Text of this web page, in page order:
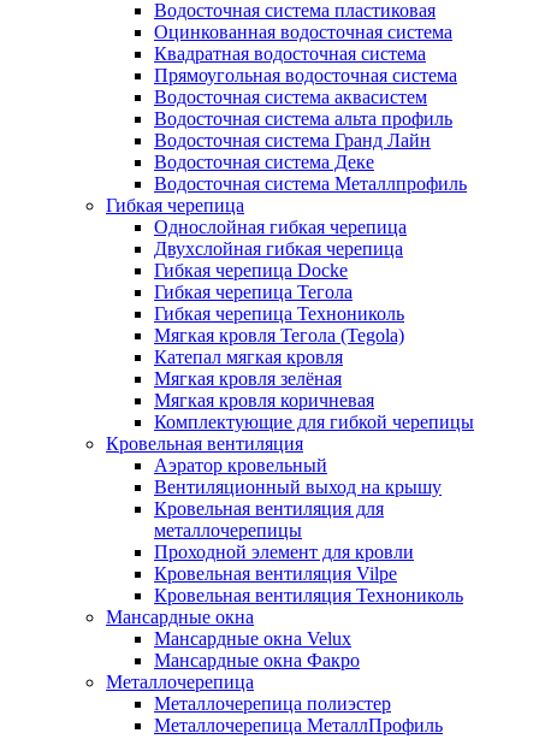
Водосточная система пластиковая
Оцинкованная водосточная система
Квадратная водосточная система
Прямоугольная водосточная система
Водосточная система аквасистем
Водосточная система альта профиль
Водосточная система Гранд Лайн
Водосточная система Деке
Водосточная система Металлпрофиль
Гибкая черепица
Однослойная гибкая черепица
Двухслойная гибкая черепица
Гибкая черепица Docke
Гибкая черепица Тегола
Гибкая черепица Технониколь
Мягкая кровля Тегола (Tegola)
Катепал мягкая кровля
Мягкая кровля зелёная
Мягкая кровля коричневая
Комплектующие для гибкой черепицы
Кровельная вентиляция
Аэратор кровельный
Вентиляционный выход на крышу
Кровельная вентиляция для
металлочерепицы
Проходной элемент для кровли
Кровельная вентиляция Vilpe
Кровельная вентиляция Технониколь
Мансардные окна
Мансардные окна Velux
Мансардные окна Факро
Металлочерепица
Металлочерепица полиэстер
Металлочерепица МеталлПрофиль